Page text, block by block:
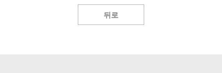
뒤로